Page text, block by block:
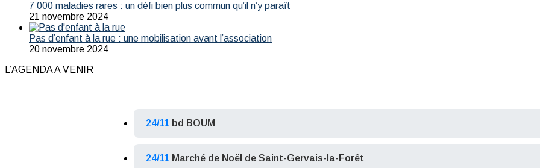
7 000 maladies rares : un défi bien plus commun qu’il n’y paraît
21 novembre 2024
Pas d’enfant à la rue : une mobilisation avant l’association
20 novembre 2024
L’AGENDA A VENIR
24/11 bd BOUM
24/11 Marché de Noël de Saint-Gervais-la-Forêt